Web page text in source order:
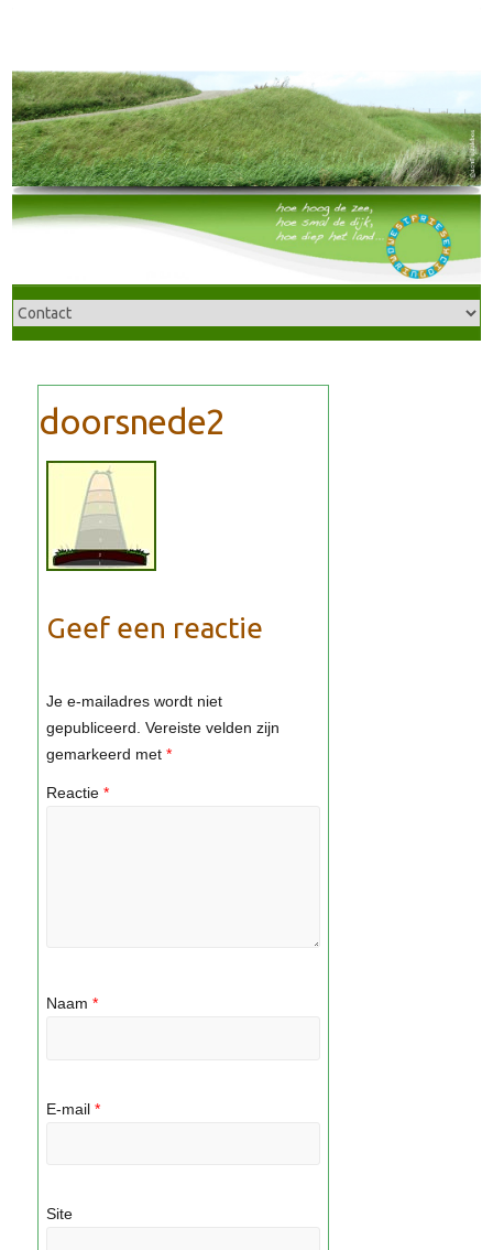
Geef een reactie
Je e-mailadres wordt niet
gepubliceerd. Vereiste velden zijn
gemarkeerd met *
Reactie *
Naam *
E-mail *
Site